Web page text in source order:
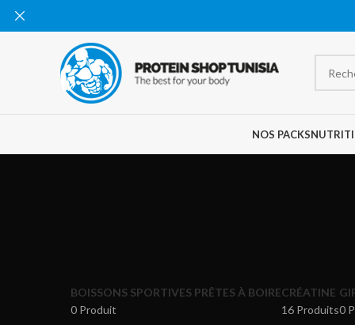
NOS PACKS
BOISSONS SPORTIVES PRÊTES À BOIRE
0 Produit
CRÉATINE
16 Produits0